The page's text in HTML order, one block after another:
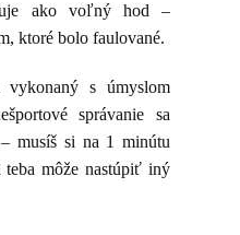
ako voľný hod –
ktoré bolo faulované.
s úmyslom
správanie sa
musíš si na 1 minútu
môže nastúpiť iný